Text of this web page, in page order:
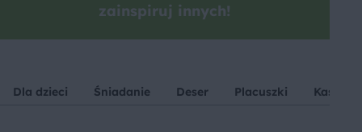
zainspiruj innych!
Dla dzieci Śniadanie Deser Placuszki Kasza